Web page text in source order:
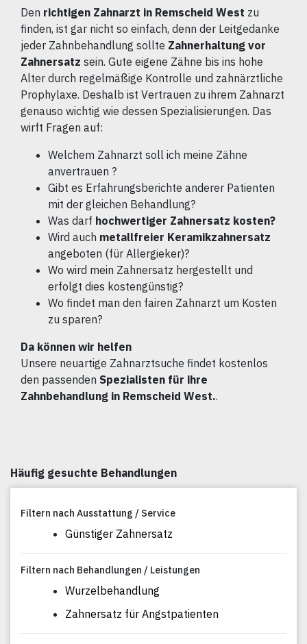
Den richtigen Zahnarzt in Remscheid West zu
finden, ist gar nicht so einfach, denn der Leitgedanke
jeder Zahnbehandlung sollte Zahnerhaltung vor
Zahnersatz sein. Gute eigene Zähne bis ins hohe
Alter durch regelmäßige Kontrolle und zahnärztliche
Prophylaxe. Deshalb ist Vertrauen zu ihrem Zahnarzt
genauso wichtig wie dessen Spezialisierungen. Das
wirft Fragen auf:
Welchem Zahnarzt soll ich meine Zähne
anvertrauen ?
Gibt es Erfahrungsberichte anderer Patienten
mit der gleichen Behandlung?
Was darf hochwertiger Zahnersatz kosten?
Wird auch metallfreier Keramikzahnersatz
angeboten (für Allergieker)?
Wo wird mein Zahnersatz hergestellt und
erfolgt dies kostengünstig?
Wo findet man den fairen Zahnarzt um Kosten
zu sparen?
Da können wir helfen
Unsere neuartige Zahnarztsuche findet kostenlos
den passenden Spezialisten für ihre
Zahnbehandlung in Remscheid West..
Häufig gesuchte Behandlungen
Filtern nach Ausstattung / Service
Günstiger Zahnersatz
Filtern nach Behandlungen / Leistungen
Wurzelbehandlung
Zahnersatz für Angstpatienten